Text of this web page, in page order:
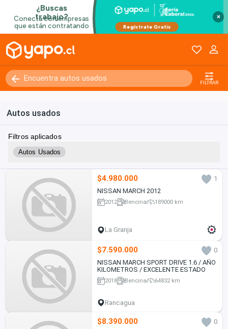
×
FILTRAR
Autos usados
Filtros aplicados
Autos Usados
$4.980.000
1
NISSAN MARCH 2012
2012 Bencina 189000 km
La Granja
$7.590.000
0
NISSAN MARCH SPORT DRIVE 1.6 / AÑO
KILOMETROS / EXCELENTE ESTADO
2018 Bencina 64832 km
Rancagua
$8.390.000
0